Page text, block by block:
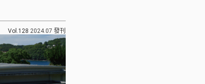
Vol.128 2024.07 發刊